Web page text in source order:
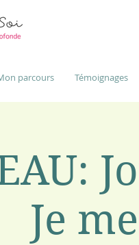
parcours Témoignages
Je